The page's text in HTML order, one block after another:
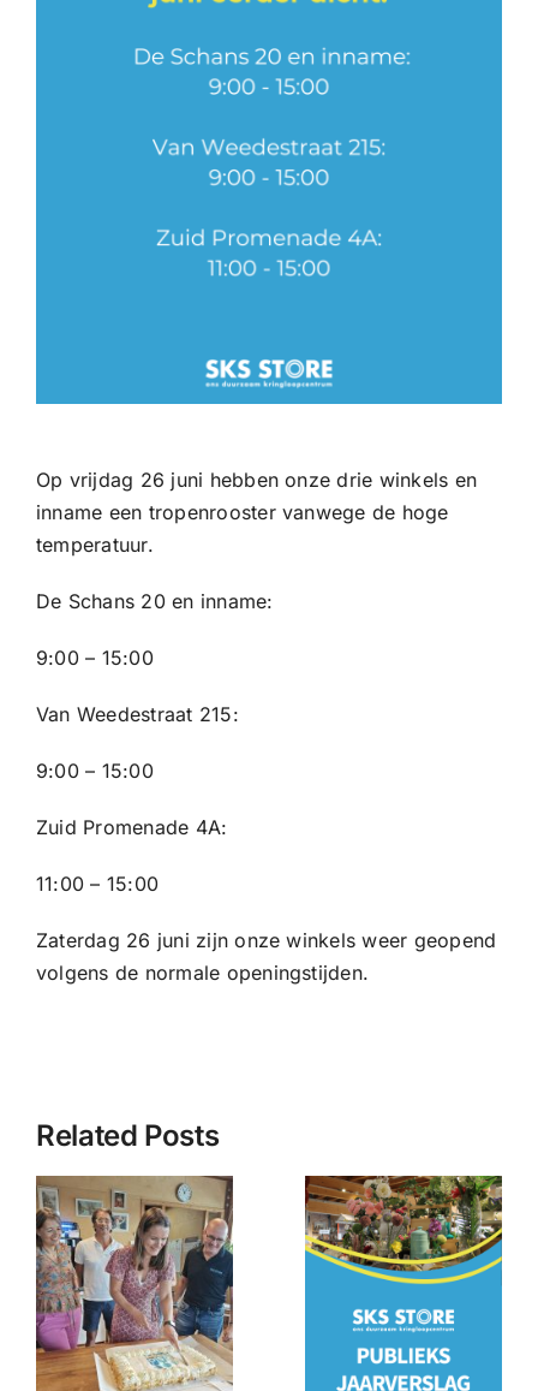
Op vrijdag 26 juni hebben onze drie winkels en
inname een tropenrooster vanwege de hoge
temperatuur.
De Schans 20 en inname:
9:00 – 15:00
Van Weedestraat 215:
9:00 – 15:00
Zuid Promenade 4A:
11:00 – 15:00
Zaterdag 26 juni zijn onze winkels weer geopend
volgens de normale openingstijden.
Related Posts